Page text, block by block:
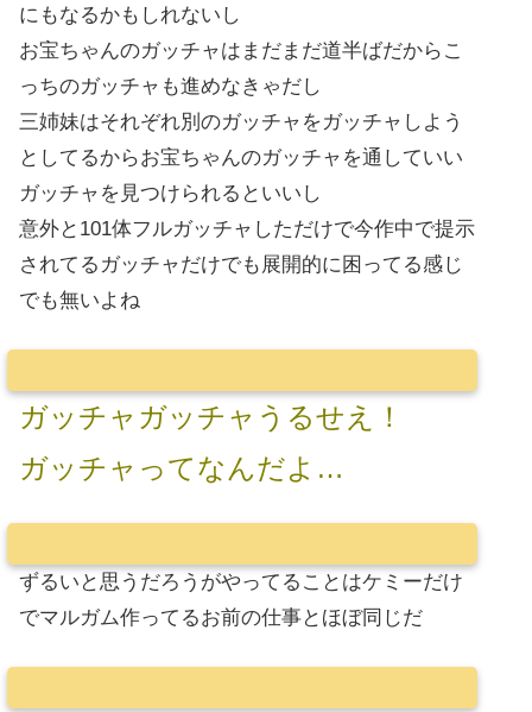
にもなるかもしれないし
お宝ちゃんのガッチャはまだまだ道半ばだからこ
っちのガッチャも進めなきゃだし
三姉妹はそれぞれ別のガッチャをガッチャしよう
としてるからお宝ちゃんのガッチャを通していい
ガッチャを見つけられるといいし
意外と101体フルガッチャしただけで今作中で提示
されてるガッチャだけでも展開的に困ってる感じ
でも無いよね
ガッチャガッチャうるせえ！
ガッチャってなんだよ…
ずるいと思うだろうがやってることはケミーだけ
でマルガム作ってるお前の仕事とほぼ同じだ